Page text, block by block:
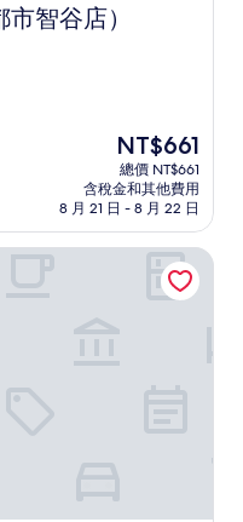
智谷店）
店）
現
在
價
格
為
NT$661
NT$661
總價 NT$661
含稅金和其他費用
8 月 21 日 - 8 月 22 日
旗下飯店